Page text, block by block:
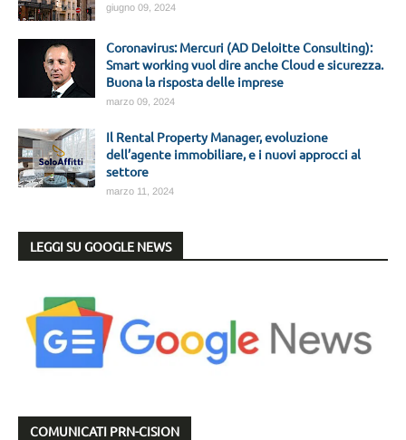
giugno 09, 2024
Coronavirus: Mercuri (AD Deloitte Consulting):
Smart working vuol dire anche Cloud e sicurezza.
Buona la risposta delle imprese
marzo 09, 2024
Il Rental Property Manager, evoluzione
dell’agente immobiliare, e i nuovi approcci al
settore
marzo 11, 2024
LEGGI SU GOOGLE NEWS
COMUNICATI PRN-CISION